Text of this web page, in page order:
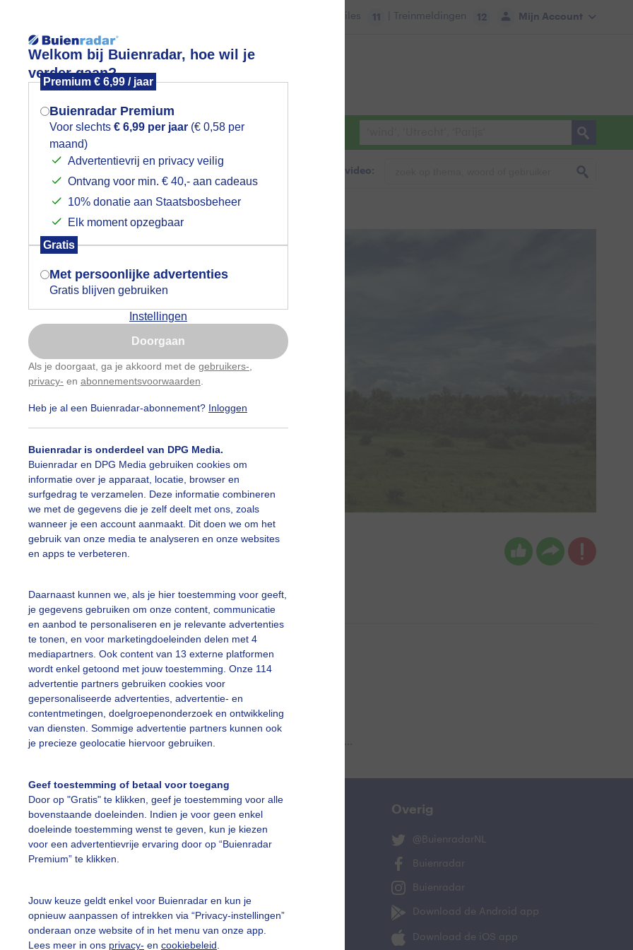
Welkom bij Buienradar, hoe wil je
verder gaan?
Premium € 6,99 / jaar
Buienradar Premium
Voor slechts € 6,99 per jaar (€ 0,58 per
maand)
Advertentievrij en privacy veilig
Ontvang voor min. € 40,- aan cadeaus
10% donatie aan Staatsbosbeheer
Elk moment opzegbaar
Gratis
Met persoonlijke advertenties
Gratis blijven gebruiken
Instellingen
Doorgaan
Als je doorgaat, ga je akkoord met de gebruikers-
privacy- en abonnementsvoorwaarden
Heb je al een Buienradar-abonnement? Inloggen
Buienradar is onderdeel van DPG Media.
Buienradar en DPG Media gebruiken cookies om
informatie over je apparaat, locatie, browser en
surfgedrag te verzamelen. Deze informatie combineren
we met de gegevens die je zelf deelt met ons, zoals
wanneer je een account aanmaakt. Dit doen we om het
gebruik van onze media te analyseren en onze websites
en apps te verbeteren.
Daarnaast kunnen we, als je hier toestemming voor geeft,
je gegevens gebruiken om onze content, communicatie
en aanbod te personaliseren en je relevante advertenties
te tonen, en voor marketingdoeleinden delen met 4
mediapartners. Ook content van 13 externe platformen
wordt enkel getoond met jouw toestemming. Onze 114
advertentie partners gebruiken cookies voor
gepersonaliseerde advertenties, advertentie- en
contentmetingen, doelgroepenonderzoek en ontwikkeling
van diensten. Sommige advertentie partners kunnen ook
je precieze geolocatie hiervoor gebruiken.
Geef toestemming of betaal voor toegang
Door op "Gratis" te klikken, geef je toestemming voor alle
bovenstaande doeleinden. Indien je voor geen enkel
doeleinde toestemming wenst te geven, kun je kiezen
voor een advertentievrije ervaring door op “Buienradar
Premium” te klikken.
Jouw keuze geldt enkel voor Buienradar en kun je
opnieuw aanpassen of intrekken via “Privacy-instellingen”
onderaan onze website of in het menu van onze app.
Lees meer in ons privacy- en cookiebeleid
Mijn Account
Files 11 | Treinmeldingen 12
Foto en video Weerzine
Zoeken in foto & video:
Joyce Derksen Gemaakt: 02-08-2025, 31x bekeken
Regen Wolken
slideshow
vragen
Mijn weer
De Bilt
Overig
@BuienradarNL
Buienradar
Buienradar
Download de Android app
Download de iOS app
Mogen we je locatie gebruiken voor
het weer?
Indien je hier nog geen akkoord op hebt
gegeven, verschijnt er zo een pop-up uit
je browser waarin deze toestemming
gevraagd wordt.
Is goed, toon de popup
Nu niet, misschien later
Gebruik je Safari en wil je niet elke dag deze pop-up
Klikhierom dit aan te passen